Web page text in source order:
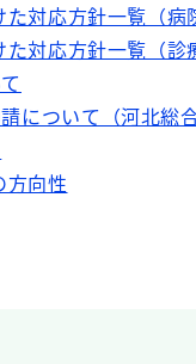
対応方針一覧（病
対応方針一覧（診
ついて（河北総合
向性